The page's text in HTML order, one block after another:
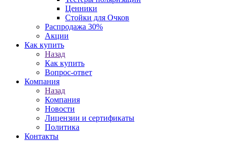
Ценники
Стойки для Очков
Распродажа 30%
Акции
Как купить
Назад
Как купить
Вопрос-ответ
Компания
Назад
Компания
Новости
Лицензии и сертификаты
Политика
Контакты